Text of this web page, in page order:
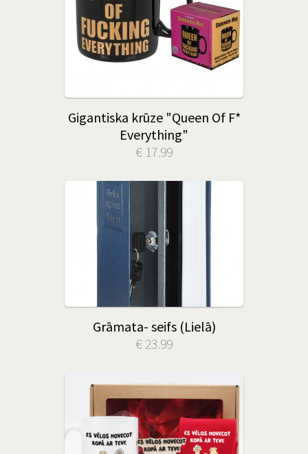
Gigantiska krūze "Queen Of F*
Everything"
€ 17.99
Grāmata- seifs (Lielā)
€ 23.99